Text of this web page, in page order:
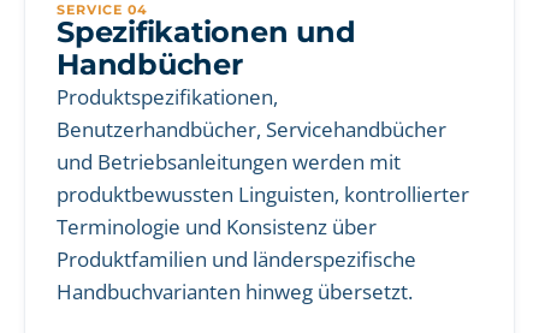
SERVICE 04
Spezifikationen und
Handbücher
Produktspezifikationen,
Benutzerhandbücher, Servicehandbücher
und Betriebsanleitungen werden mit
produktbewussten Linguisten, kontrollierter
Terminologie und Konsistenz über
Produktfamilien und länderspezifische
Handbuchvarianten hinweg übersetzt.